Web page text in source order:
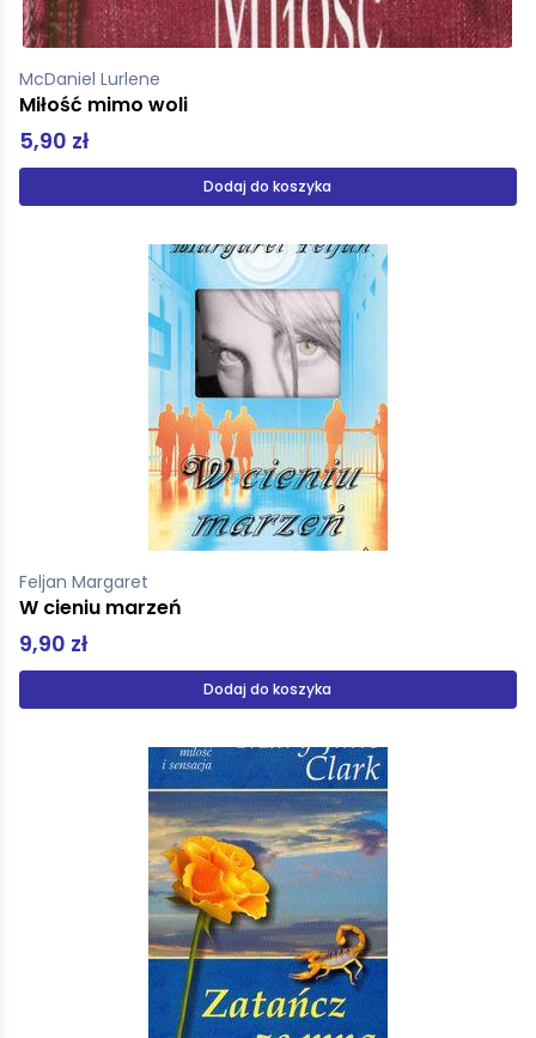
McDaniel Lurlene
Miłość mimo woli
5,90 zł
Dodaj do koszyka
Feljan Margaret
W cieniu marzeń
9,90 zł
Dodaj do koszyka